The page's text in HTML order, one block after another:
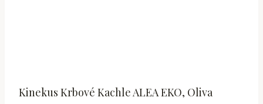
Kinekus Krbové Kachle ALEA EKO, Oliva